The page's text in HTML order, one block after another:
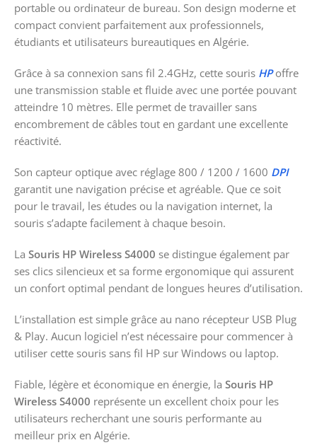
portable ou ordinateur de bureau. Son design moderne et
compact convient parfaitement aux professionnels,
étudiants et utilisateurs bureautiques en Algérie.
Grâce à sa connexion sans fil 2.4GHz, cette souris HP offre
une transmission stable et fluide avec une portée pouvant
atteindre 10 mètres. Elle permet de travailler sans
encombrement de câbles tout en gardant une excellente
réactivité.
Son capteur optique avec réglage 800 / 1200 / 1600 DPI
garantit une navigation précise et agréable. Que ce soit
pour le travail, les études ou la navigation internet, la
souris s’adapte facilement à chaque besoin.
La Souris HP Wireless S4000 se distingue également par
ses clics silencieux et sa forme ergonomique qui assurent
un confort optimal pendant de longues heures d’utilisation.
L’installation est simple grâce au nano récepteur USB Plug
& Play. Aucun logiciel n’est nécessaire pour commencer à
utiliser cette souris sans fil HP sur Windows ou laptop.
Fiable, légère et économique en énergie, la Souris HP
Wireless S4000 représente un excellent choix pour les
utilisateurs recherchant une souris performante au
meilleur prix en Algérie.